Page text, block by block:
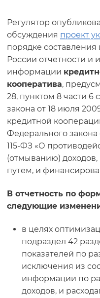
Регулятор
обсуждения проект
порядке
России отчетности и
информации
кооператива,
28, пунктом 8 части 6
закона от 18 июля
кредитной
Федерального закона
115-ФЗ «О
(отмыванию)
путем, и
В отчетность по
следующие
в целях
подраздел 42
показателей по
исключения из
информации по
доходов, и